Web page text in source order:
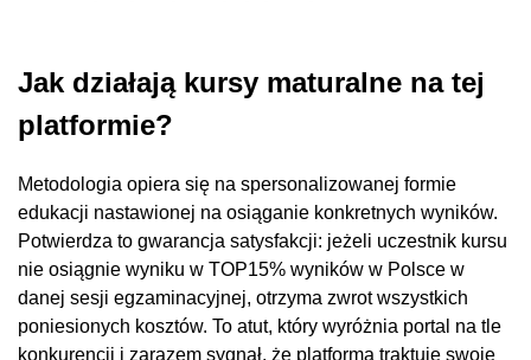
Jak działają kursy maturalne na tej
platformie?
Metodologia opiera się na spersonalizowanej formie
edukacji nastawionej na osiąganie konkretnych wyników.
Potwierdza to gwarancja satysfakcji: jeżeli uczestnik kursu
nie osiągnie wyniku w TOP15% wyników w Polsce w
danej sesji egzaminacyjnej, otrzyma zwrot wszystkich
poniesionych kosztów. To atut, który wyróżnia portal na tle
konkurencji i zarazem sygnał, że platforma traktuje swoje